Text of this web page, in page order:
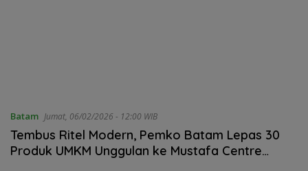
Batam Jumat, 06/02/2026 - 12:00 WIB
Tembus Ritel Modern, Pemko Batam Lepas 30
Produk UMKM Unggulan ke Mustafa Centre